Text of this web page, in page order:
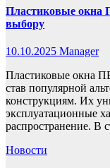
Пластиковые окна
выбору
10.10.2025 Manager
Пластиковые окна
став популярной
конструкциям. Их
эксплуатационные
распространение. В
Новости